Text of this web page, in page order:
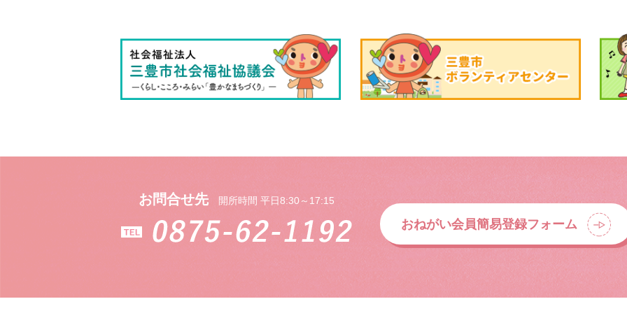
お問合せ先 開所時間 平日8:30～17:15
おねがい会員簡易登録フォーム